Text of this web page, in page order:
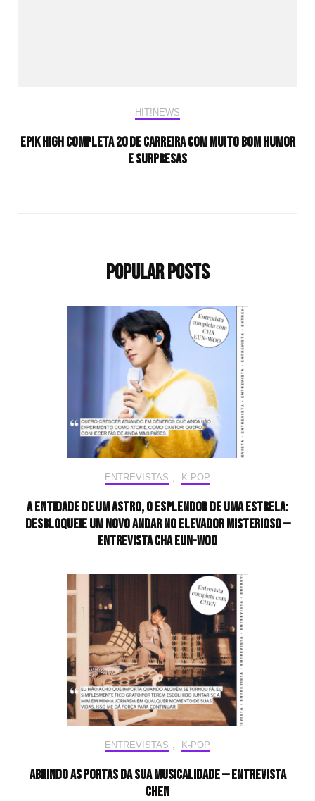
HIT!NEWS
Epik High completa 20 de carreira com muito bom humor
e surpresas
Popular Posts
ENTREVISTAS K-POP
A entidade de um astro, o esplendor de uma estrela:
desbloqueie um novo andar no elevador misterioso —
Entrevista CHA EUN-WOO
ENTREVISTAS K-POP
Abrindo as portas da sua musicalidade — Entrevista
CHEN